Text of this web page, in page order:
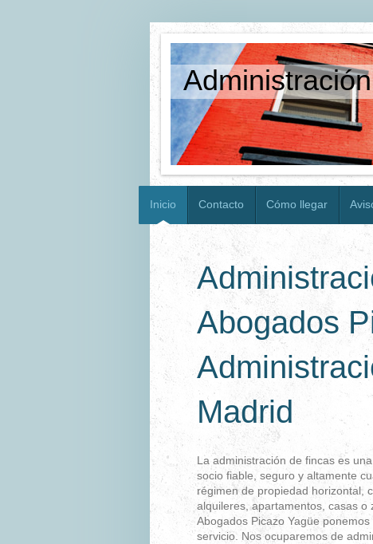
Inicio Contacto Cómo llegar
Abogados
Madrid
La administración de fincas es
socio fiable, seguro y altamente
régimen de propiedad horizontal,
alquileres, apartamentos, casas o
Abogados Picazo Yagüe
servicio. Nos ocuparemos de